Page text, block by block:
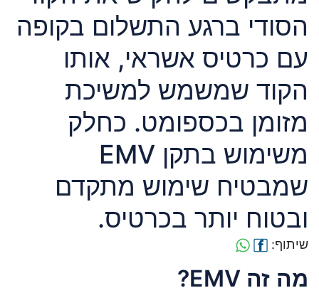
הסודי ברגע התשלום בקופה
עם כרטיס אשראי, אותו
הקוד שמשמש למשיכת
מזומן בכספומט. כחלק
משימוש בתקן EMV
שמבטיח שימוש מתקדם
ובטוח יותר בכרטיס.
שיתוף:
מה זה EMV?